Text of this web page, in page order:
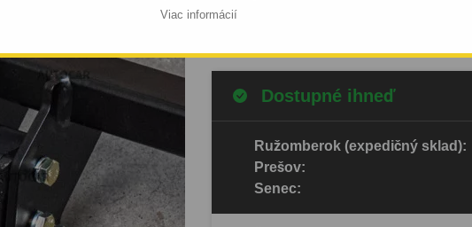
Viac informáciíCelý popis produktu
Dostupné ihneď
Ružomberok (expedičný sklad):
Prešov:
Senec: